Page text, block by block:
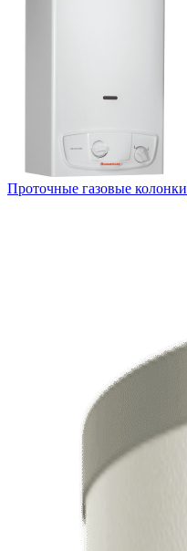
Проточные газовые колонки